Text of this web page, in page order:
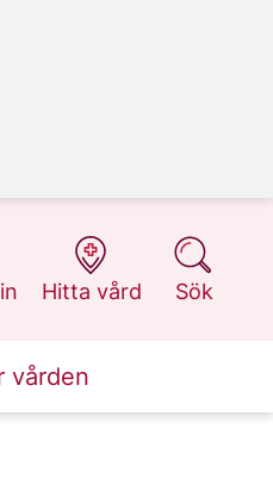
Hitta vård
på 1177.se
Sök
på 1177.se
vården